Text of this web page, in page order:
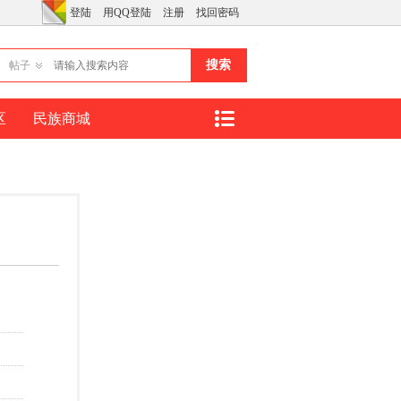
登陆 用QQ登陆 注册 找回密码
帖子 搜索
民族商城